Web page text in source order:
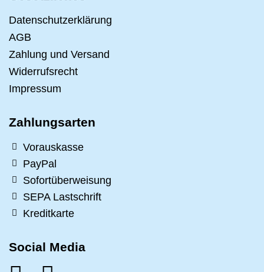
Datenschutzerklärung
AGB
Zahlung und Versand
Widerrufsrecht
Impressum
Zahlungsarten
Vorauskasse
PayPal
Sofortüberweisung
SEPA Lastschrift
Kreditkarte
Social Media